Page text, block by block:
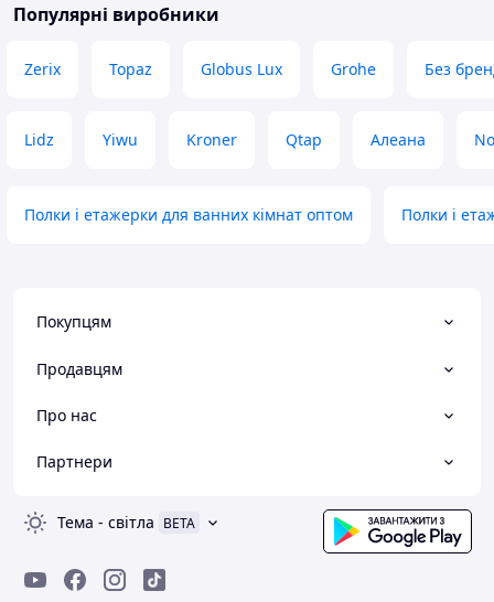
Популярні виробники
Zerix Topaz Globus Lux Grohe Без
Lidz Yiwu Kroner Qtap Алеана
Полки і етажерки для ванних кімнат оптом Полки і
Покупцям
Продавцям
Про нас
Партнери
Тема - світла BETA